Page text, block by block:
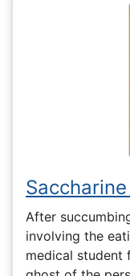
After
involving the
medical student